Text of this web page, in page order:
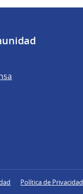
Política de Privacidad